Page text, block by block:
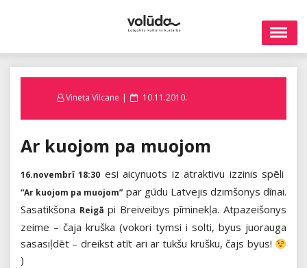
Vineta Vilcane
Posted
10.11.2010.
Ar kuojom pa muojom
16.novembrī 18:30 esi aicynuots iz atraktivu izzinis spēli
“Ar kuojom pa muojom” par gūdu Latvejis dzimšonys dīnai.
Sasatikšona Reigā pi Breiveibys pīminekļa. Atpazeišonys
zeime – čaja kruška (vokori tymsi i solti, byus juorauga
sasasiļdēt – dreikst atīt ari ar tukšu krušku, čajs byus!
)